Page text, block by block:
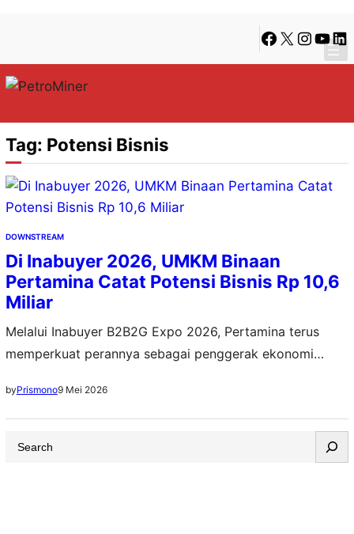
konten
content
Facebook
X Instagram
Tag: Potensi Bisnis
DOWNSTREAM
Di Inabuyer 2026, UMKM Binaan
Pertamina Catat Potensi Bisnis Rp 10,6
Miliar
Melalui Inabuyer B2B2G Expo 2026, Pertamina terus
memperkuat perannya sebagai penggerak ekonomi
yang mandiri, berdaya saing, dan berkelanjutan
byPrismono9 Mei 2026